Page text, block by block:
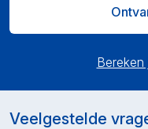
Veelgestelde